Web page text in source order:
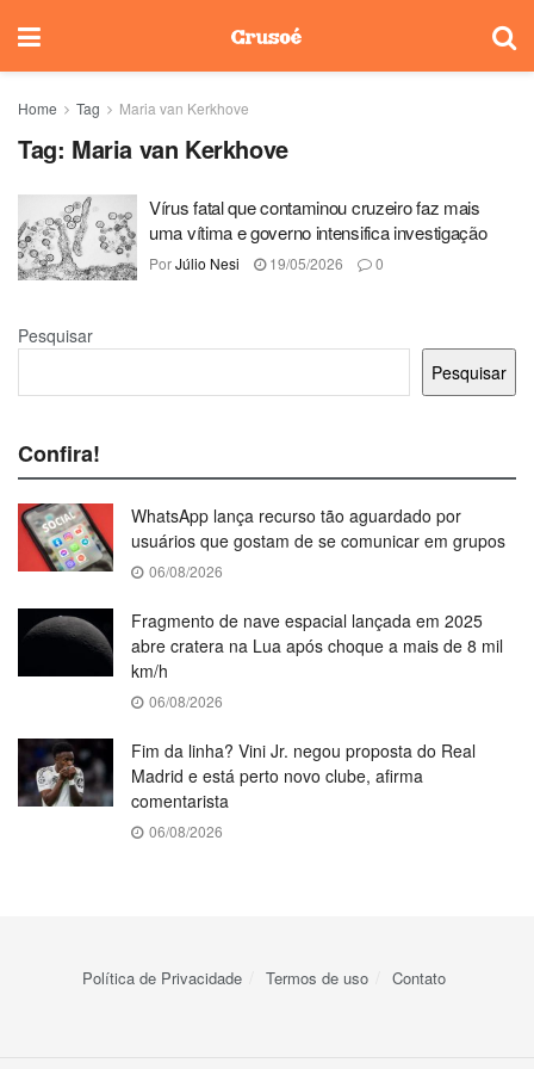
Home Tag Maria van Kerkhove
Tag: Maria van Kerkhove
Vírus fatal que contaminou cruzeiro faz mais
uma vítima e governo intensifica investigação
PorJúlio Nesi 19/05/2026 0
Pesquisar
Pesquisar
Confira!
WhatsApp lança recurso tão aguardado por
usuários que gostam de se comunicar em grupos
06/08/2026
Fragmento de nave espacial lançada em 2025
abre cratera na Lua após choque a mais de 8 mil
km/h
06/08/2026
Fim da linha? Vini Jr. negou proposta do Real
Madrid e está perto novo clube, afirma
comentarista
06/08/2026
Política de Privacidade Termos de uso Contato